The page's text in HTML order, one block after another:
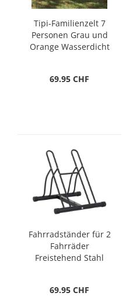
Tipi-Familienzelt 7
Personen Grau und
Orange Wasserdicht
69.95 CHF
Fahrradständer für 2
Fahrräder
Freistehend Stahl
69.95 CHF